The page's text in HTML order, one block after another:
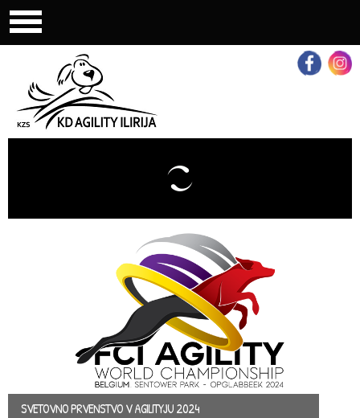
SVETOVNO PRVENSTVO V AGILITYJU 2024
LOG IN